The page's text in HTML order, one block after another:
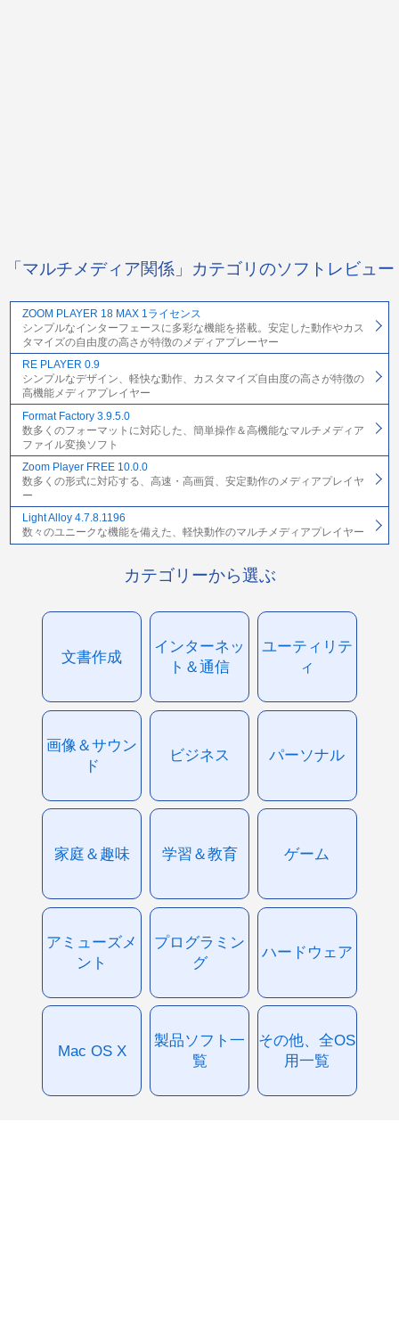
「マルチメディア関係」カテゴリのソフトレビュー
ZOOM PLAYER 18 MAX 1ライセンス
シンプルなインターフェースに多彩な機能を搭載。安定した動作やカス
タマイズの自由度の高さが特徴のメディアプレーヤー
RE PLAYER 0.9
シンプルなデザイン、軽快な動作、カスタマイズ自由度の高さが特徴の
高機能メディアプレイヤー
Format Factory 3.9.5.0
数多くのフォーマットに対応した、簡単操作＆高機能なマルチメディア
ファイル変換ソフト
Zoom Player FREE 10.0.0
数多くの形式に対応する、高速・高画質、安定動作のメディアプレイヤ
ー
Light Alloy 4.7.8.1196
数々のユニークな機能を備えた、軽快動作のマルチメディアプレイヤー
カテゴリーから選ぶ
文書作成
インターネッ
ト＆通信
ユーティリテ
ィ
画像＆サウン
ド
ビジネス パーソナル
家庭＆趣味 学習＆教育 ゲーム
アミューズメ
ント
プログラミン
グ
ハードウェア
Mac OS X
製品ソフト一
覧
その他、全OS
用一覧